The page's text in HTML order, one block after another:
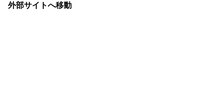
外部サイトへ移動